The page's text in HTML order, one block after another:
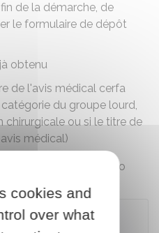
de la démarche, de
le formulaire de dépôt
obtenu
de l'avis médical cerfa
du groupe lourd,
chirurgicale ou si le titre de
médical)
les frais de photo
cookies and
over what